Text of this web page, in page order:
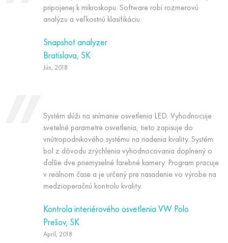
pripojenej k mikroskopu. Software robí rozmerovú
analýzu a veľkostnú klasifikáciu.
Snapshot analyzer
Bratislava, SK
Jún, 2018
Systém slúži na snímanie osvetlenia LED. Vyhodnocuje
svetelné parametre osvetlenia, tieto zapisuje do
vnútropodnikového systému na riadenia kvality. Systém
bol z dôvodu zrýchlenia vyhodnocovania doplnený o
ďalšie dve priemyselné farebné kamery. Program pracuje
v reálnom čase a je určený pre nasadenie vo výrobe na
medzioperačnú kontrolu kvality.
Kontrola interiérového osvetlenia VW Polo
Prešov, SK
Apríl, 2018